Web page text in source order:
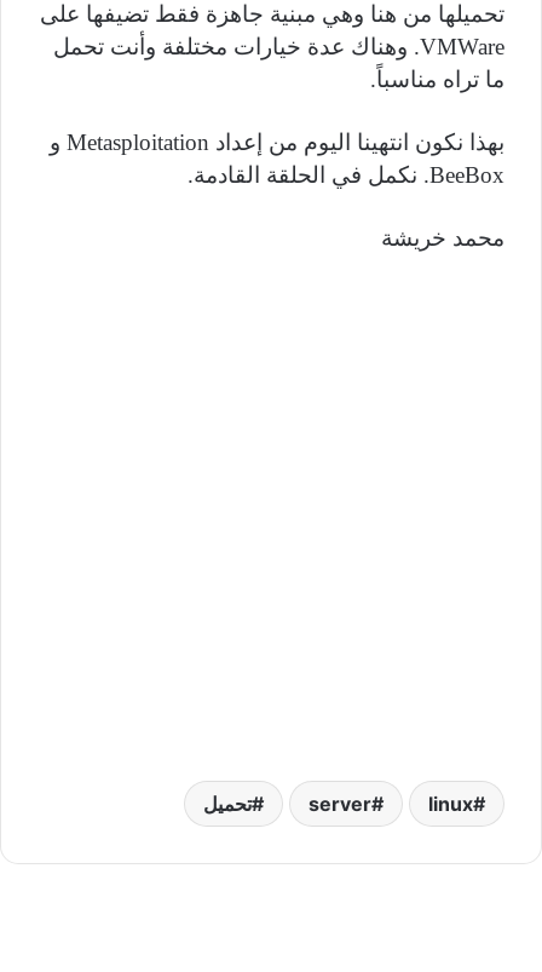
تحميلها من هنا وهي مبنية جاهزة فقط تضيفها على
VMWare. وهناك عدة خيارات مختلفة وأنت تحمل
ما تراه مناسباً.
بهذا نكون انتهينا اليوم من إعداد Metasploitation و
BeeBox. نكمل في الحلقة القادمة.
محمد خريشة
linux
server تحميل